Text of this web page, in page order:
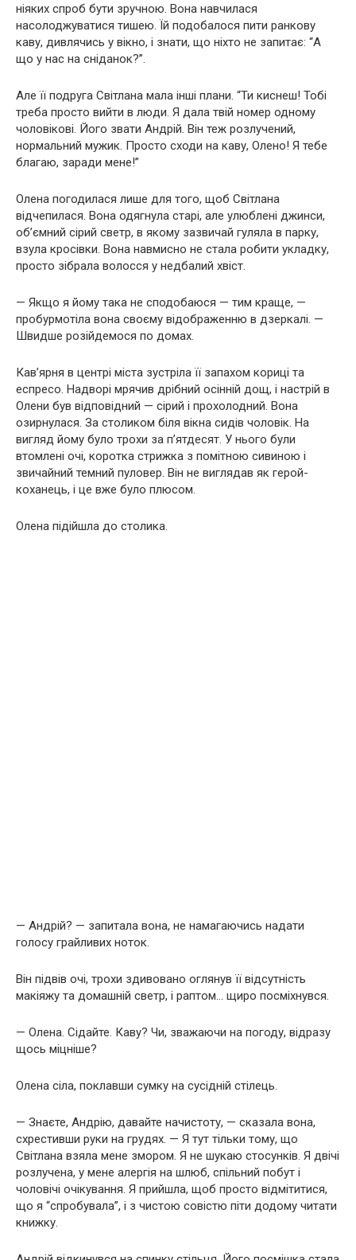
ніяких спроб бути зручною. Вона навчилася
насолоджуватися тишею. Їй подобалося пити ранкову
каву, дивлячись у вікно, і знати, що ніхто не запитає: “А
що у нас на сніданок?”.
Але її подруга Світлана мала інші плани. “Ти киснеш! Тобі
треба просто вийти в люди. Я дала твій номер одному
чоловікові. Його звати Андрій. Він теж розлучений,
нормальний мужик. Просто сходи на каву, Олено! Я тебе
благаю, заради мене!”
Олена погодилася лише для того, щоб Світлана
відчепилася. Вона одягнула старі, але улюблені джинси,
об’ємний сірий светр, в якому зазвичай гуляла в парку,
взула кросівки. Вона навмисно не стала робити укладку,
просто зібрала волосся у недбалий хвіст.
— Якщо я йому така не сподобаюся — тим краще, —
пробурмотіла вона своєму відображенню в дзеркалі. —
Швидше розійдемося по домах.
Кав’ярня в центрі міста зустріла її запахом кориці та
еспресо. Надворі мрячив дрібний осінній дощ, і настрій в
Олени був відповідний — сірий і прохолодний. Вона
озирнулася. За столиком біля вікна сидів чоловік. На
вигляд йому було трохи за п’ятдесят. У нього були
втомлені очі, коротка стрижка з помітною сивиною і
звичайний темний пуловер. Він не виглядав як герой-
коханець, і це вже було плюсом.
Олена підійшла до столика.
— Андрій? — запитала вона, не намагаючись надати
голосу грайливих ноток.
Він підвів очі, трохи здивовано оглянув її відсутність
макіяжу та домашній светр, і раптом… щиро посміхнувся.
— Олена. Сідайте. Каву? Чи, зважаючи на погоду, відразу
щось міцніше?
Олена сіла, поклавши сумку на сусідній стілець.
— Знаєте, Андрію, давайте начистоту, — сказала вона,
схрестивши руки на грудях. — Я тут тільки тому, що
Світлана взяла мене змором. Я не шукаю стосунків. Я двічі
розлучена, у мене алергія на шлюб, спільний побут і
чоловічі очікування. Я прийшла, щоб просто відмітитися,
що я “спробувала”, і з чистою совістю піти додому читати
книжку.